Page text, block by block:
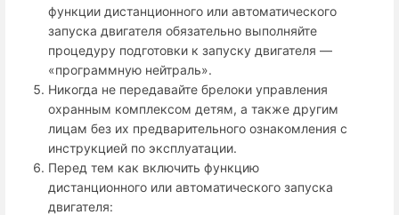
функции дистанционного или автоматического
запуска двигателя обязательно выполняйте
процедуру подготовки к запуску двигателя —
«программную нейтраль».
Никогда не передавайте брелоки управления
охранным комплексом детям, а также другим
лицам без их предварительного ознакомления с
инструкцией по эксплуатации.
Перед тем как включить функцию
дистанционного или автоматического запуска
двигателя: